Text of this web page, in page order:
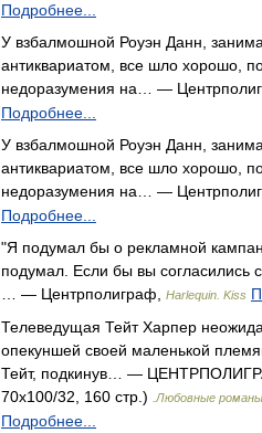
Подробнее...
У взбалмошной Роуэн Данн,
антиквариатом, все шло хорошо,
недоразумения на… —
Подробнее...
У взбалмошной Роуэн Данн,
антиквариатом, все шло хорошо,
недоразумения на… —
Подробнее...
"Я подумал бы о рекламной
подумал. Если бы вы согласились
… — Центрполиграф,
Harlequin. Kiss
Телеведущая Тейт Харпер
опекуншей своей маленькой
Тейт, подкинув… —
70x100/32, 160 стр.)
.Любовные
Подробнее...